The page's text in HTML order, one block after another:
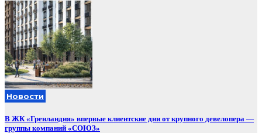
Новости
В ЖК «Гренландия» впервые клиентские дни от крупного девелопера —
группы компаний «СОЮЗ»